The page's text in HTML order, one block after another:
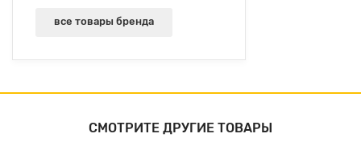
все товары бренда
СМОТРИТЕ ДРУГИЕ ТОВАРЫ